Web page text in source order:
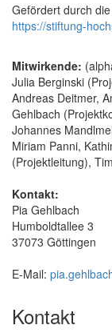
Gefördert durch
https://stiftung-
Mitwirkende:
Julia Berginski
Andreas Deitmer,
Gehlbach
Johannes
Miriam Panni,
(Projektleitung),
Kontakt:
Pia Gehlbach
Humboldtallee 3
37073 Göttingen
E-Mail:
Kontakt